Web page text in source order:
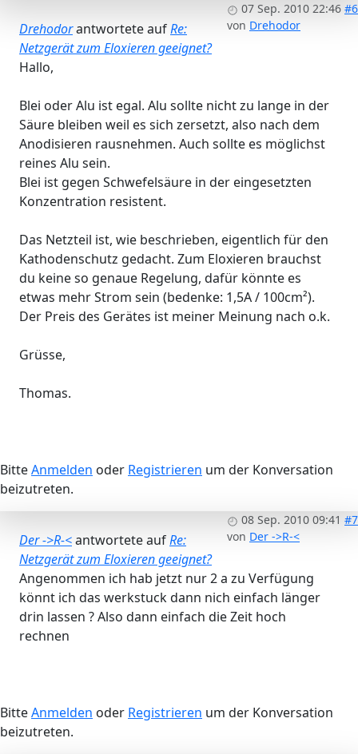
07 Sep. 2010 22:46 #6
von Drehodor
Drehodorantwortete aufRe:
Netzgerät zum Eloxieren geeignet?
Hallo,
Blei oder Alu ist egal. Alu sollte nicht zu lange in der
Säure bleiben weil es sich zersetzt, also nach dem
Anodisieren rausnehmen. Auch sollte es möglichst
reines Alu sein.
Blei ist gegen Schwefelsäure in der eingesetzten
Konzentration resistent.
Das Netzteil ist, wie beschrieben, eigentlich für den
Kathodenschutz gedacht. Zum Eloxieren brauchst
du keine so genaue Regelung, dafür könnte es
etwas mehr Strom sein (bedenke: 1,5A / 100cm²).
Der Preis des Gerätes ist meiner Meinung nach o.k.
Grüsse,
Thomas.
BitteAnmelden oder Registrieren um der Konversation
beizutreten.
08 Sep. 2010 09:41 #7
von Der ->R-<
Der ->R-<antwortete aufRe:
Netzgerät zum Eloxieren geeignet?
Angenommen ich hab jetzt nur 2 a zu Verfügung
könnt ich das werkstuck dann nich einfach länger
drin lassen ? Also dann einfach die Zeit hoch
rechnen
BitteAnmelden oder Registrieren um der Konversation
beizutreten.